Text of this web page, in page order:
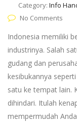
Category: Info
No Comments
Indonesia memiliki
industrinya. Salah
gudang dan
kesibukannya
satu ke tempat lain.
dihindari. Itulah
mempermudah